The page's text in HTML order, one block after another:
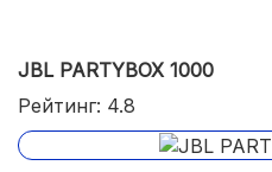
JBL PARTYBOX 1000
Рейтинг: 4.8